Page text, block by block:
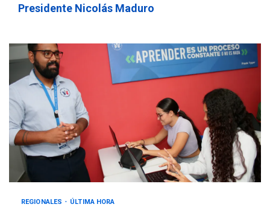
Presidente Nicolás Maduro
REGIONALES ÚLTIMA HORA